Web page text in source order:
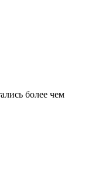
более чем